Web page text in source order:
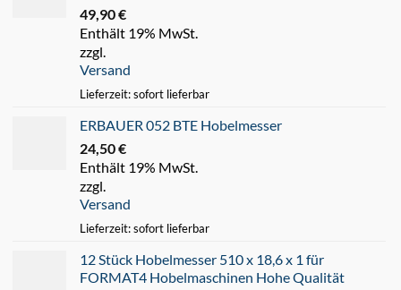
49,90€
Enthält 19% MwSt.
zzgl.
Versand
Lieferzeit: sofort lieferbar
ERBAUER 052 BTE Hobelmesser
24,50€
Enthält 19% MwSt.
zzgl.
Versand
Lieferzeit: sofort lieferbar
12 Stück Hobelmesser 510 x 18,6 x 1 für
FORMAT4 Hobelmaschinen Hohe Qualität